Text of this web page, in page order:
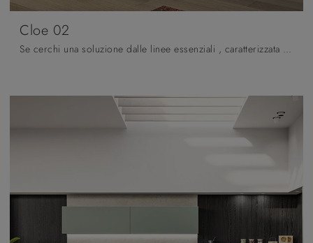
Cloe 02
Se cerchi una soluzione dalle linee essenziali , caratterizzata da un design più "leggero", ti raccomandiamo di orientare l'acquisto verso le Cucine ...